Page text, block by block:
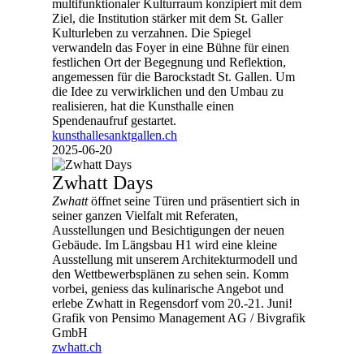
multifunktionaler Kulturraum konzipiert mit dem
Ziel, die Institution stärker mit dem St. Galler
Kulturleben zu verzahnen. Die Spiegel
verwandeln das Foyer in eine Bühne für einen
festlichen Ort der Begegnung und Reflektion,
angemessen für die Barockstadt St. Gallen. Um
die Idee zu verwirklichen und den Umbau zu
realisieren, hat die Kunsthalle einen
Spendenaufruf gestartet.
kunsthallesanktgallen.ch
2025-06-20
Zwhatt Days
Zwhattöffnet seine Türen und präsentiert sich in
seiner ganzen Vielfalt mit Referaten,
Ausstellungen und Besichtigungen der neuen
Gebäude. Im Längsbau H1 wird eine kleine
Ausstellung mit unserem Architekturmodell und
den Wettbewerbsplänen zu sehen sein. Komm
vorbei, geniess das kulinarische Angebot und
erlebe Zwhatt in Regensdorf vom 20.-21. Juni!
Grafik von Pensimo Management AG / Bivgrafik
GmbH
zwhatt.ch